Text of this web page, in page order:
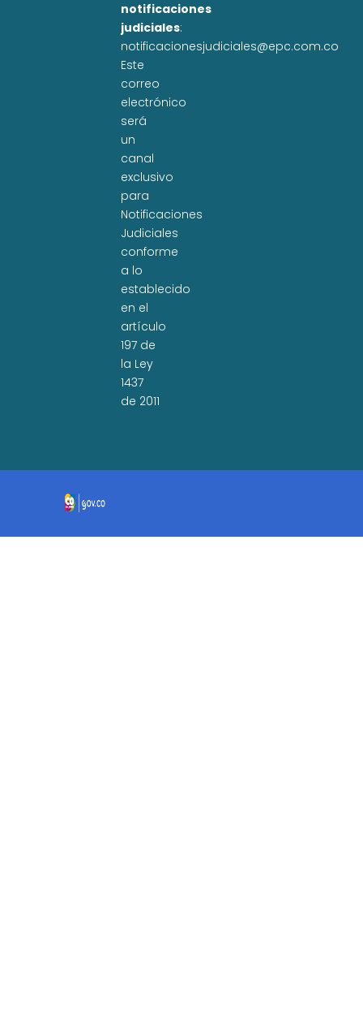
notificaciones
judiciales:
notificacionesjudiciales@epc.com.co
Este
correo
electrónico
será
un
canal
exclusivo
para
Notificaciones
Judiciales
conforme
a lo
establecido
en el
artículo
197 de
la Ley
1437
de 2011